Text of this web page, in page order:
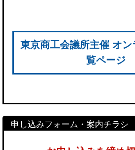
東京商工会議所主催 オ
覧ページ